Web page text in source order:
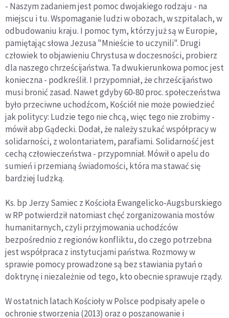
- Naszym zadaniem jest pomoc dwojakiego rodzaju - na
miejscu i tu. Wspomaganie ludzi w obozach, w szpitalach, w
odbudowaniu kraju. I pomoc tym, którzy już są w Europie,
pamiętając słowa Jezusa "Mnieście to uczynili". Drugi
człowiek to objawieniu Chrystusa w doczesności, probierz
dla naszego chrześcijaństwa. Ta dwukierunkowa pomoc jest
konieczna - podkreślił. I przypomniał, że chrześcijaństwo
musi bronić zasad. Nawet gdyby 60-80 proc. społeczeństwa
było przeciwne uchodźcom, Kościół nie może powiedzieć
jak politycy: Ludzie tego nie chcą, więc tego nie zrobimy -
mówił abp Gądecki. Dodał, że należy szukać współpracy w
solidarności, z wolontariatem, parafiami. Solidarność jest
cechą człowieczeństwa - przypomniał. Mówił o apelu do
sumień i przemianą świadomości, która ma stawać się
bardziej ludzką.
Ks. bp Jerzy Samiec z Kościoła Ewangelicko-Augsburskiego
w RP potwierdził natomiast chęć zorganizowania mostów
humanitarnych, czyli przyjmowania uchodźców
bezpośrednio z regionów konfliktu, do czego potrzebna
jest współpraca z instytucjami państwa. Rozmowy w
sprawie pomocy prowadzone są bez stawiania pytań o
doktrynę i niezależnie od tego, kto obecnie sprawuje rządy.
W ostatnich latach Kościoły w Polsce podpisały apele o
ochronie stworzenia (2013) oraz o poszanowanie i